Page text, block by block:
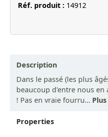
Réf. produit : 14912
Description
Dans le passé (les plus
beaucoup d'entre nous en
! Pas en vraie fourru… Plus
Properties